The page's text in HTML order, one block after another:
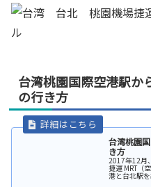
台湾桃園国際空港駅か
の行き方
台湾桃園
き方
2017年12月
捷運 MRT（
港と台北駅